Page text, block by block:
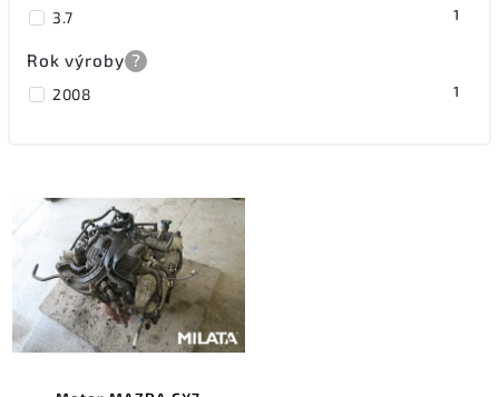
3.7 1
Rok výroby ?
2008 1